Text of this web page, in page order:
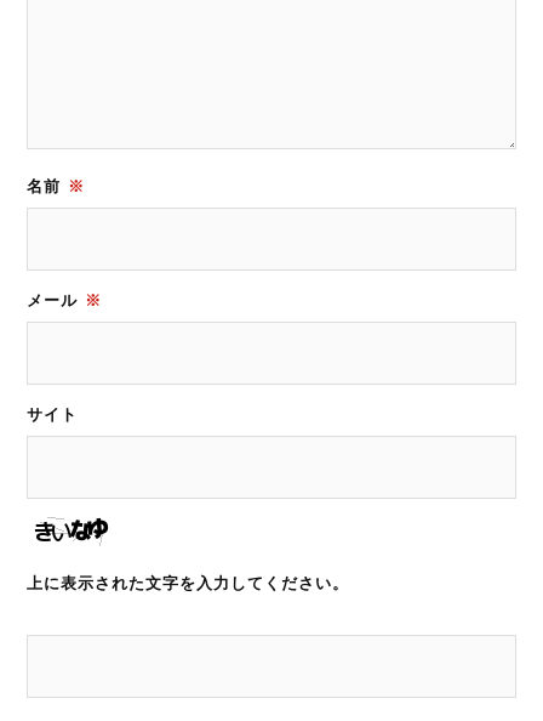
名前 ※
メール ※
サイト
上に表示された文字を入力してください。